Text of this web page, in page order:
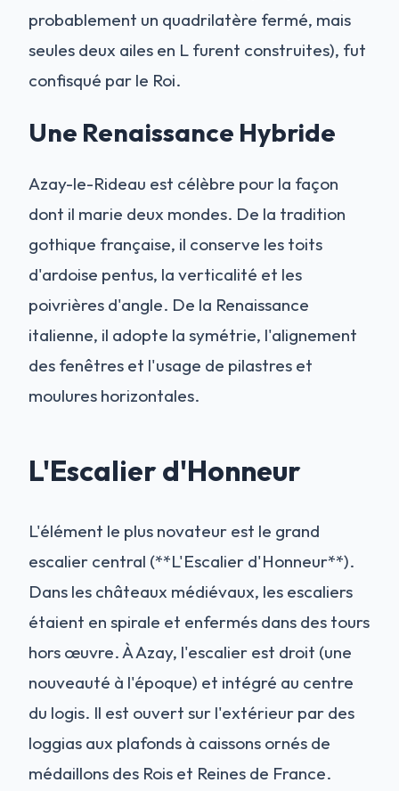
probablement un quadrilatère fermé, mais
seules deux ailes en L furent construites), fut
confisqué par le Roi.
Une Renaissance Hybride
Azay-le-Rideau est célèbre pour la façon
dont il marie deux mondes. De la tradition
gothique française, il conserve les toits
d'ardoise pentus, la verticalité et les
poivrières d'angle. De la Renaissance
italienne, il adopte la symétrie, l'alignement
des fenêtres et l'usage de pilastres et
moulures horizontales.
L'Escalier d'Honneur
L'élément le plus novateur est le grand
escalier central (**L'Escalier d'Honneur**).
Dans les châteaux médiévaux, les escaliers
étaient en spirale et enfermés dans des tours
hors œuvre. À Azay, l'escalier est droit (une
nouveauté à l'époque) et intégré au centre
du logis. Il est ouvert sur l'extérieur par des
loggias aux plafonds à caissons ornés de
médaillons des Rois et Reines de France.